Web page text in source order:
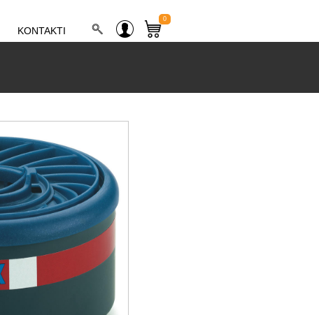
KONTAKTI
0